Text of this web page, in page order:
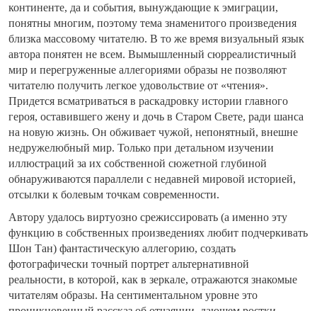
континенте, да и события, вынуждающие к эмиграции,
понятны многим, поэтому тема знаменитого произведения
близка массовому читателю. В то же время визуальный язык
автора понятен не всем. Вымышленный сюрреалистичный
мир и перегруженные аллегориями образы не позволяют
читателю получить легкое удовольствие от «чтения».
Придется всматриваться в раскадровку истории главного
героя, оставившего жену и дочь в Старом Свете, ради шанса
на новую жизнь. Он обживает чужой, непонятный, внешне
недружелюбный мир. Только при детальном изучении
иллюстраций за их собственной сюжетной глубиной
обнаруживаются параллели с недавней мировой историей,
отсылки к болевым точкам современности.
Автору удалось виртуозно срежиссировать (а именно эту
функцию в собственных произведениях любит подчеркивать
Шон Тан) фантастическую аллегорию, создать
фотографически точный портрет альтернативной
реальности, в которой, как в зеркале, отражаются знакомые
читателям образы. На сентиментальном уровне это